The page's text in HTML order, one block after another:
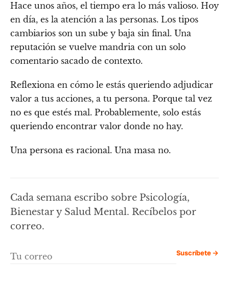
Hace unos años, el tiempo era lo más valioso. Hoy
en día, es la atención a las personas. Los tipos
cambiarios son un sube y baja sin final. Una
reputación se vuelve mandria con un solo
comentario sacado de contexto.
Reflexiona en cómo le estás queriendo adjudicar
valor a tus acciones, a tu persona. Porque tal vez
no es que estés mal. Probablemente, solo estás
queriendo encontrar valor donde no hay.
Una persona es racional. Una masa no.
Cada semana escribo sobre Psicología,
Bienestar y Salud Mental. Recíbelos por
correo.
Suscríbete →